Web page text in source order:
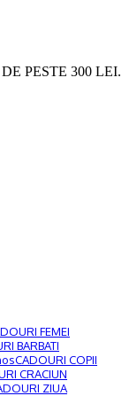
PESTE 300 LEI.
FEMEI
BARBATI
CADOURI COPII
CRACIUN
ZIUA